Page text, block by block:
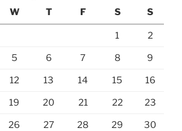
W T F S S
1 2
5 6 7 8 9
12 13 14 15 16
19 20 21 22 23
26 27 28 29 30